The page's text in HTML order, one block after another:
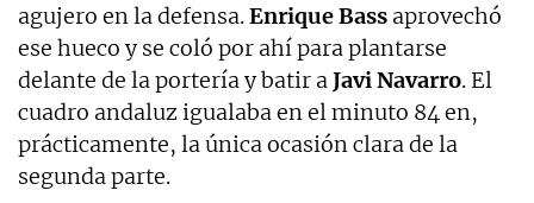
agujero en la defensa.Enrique Bass aprovechó
ese hueco y se coló por ahí para plantarse
delante de la portería y batir aJavi Navarro. El
cuadro andaluz igualaba en el minuto 84 en,
prácticamente, la única ocasión clara de la
segunda parte.